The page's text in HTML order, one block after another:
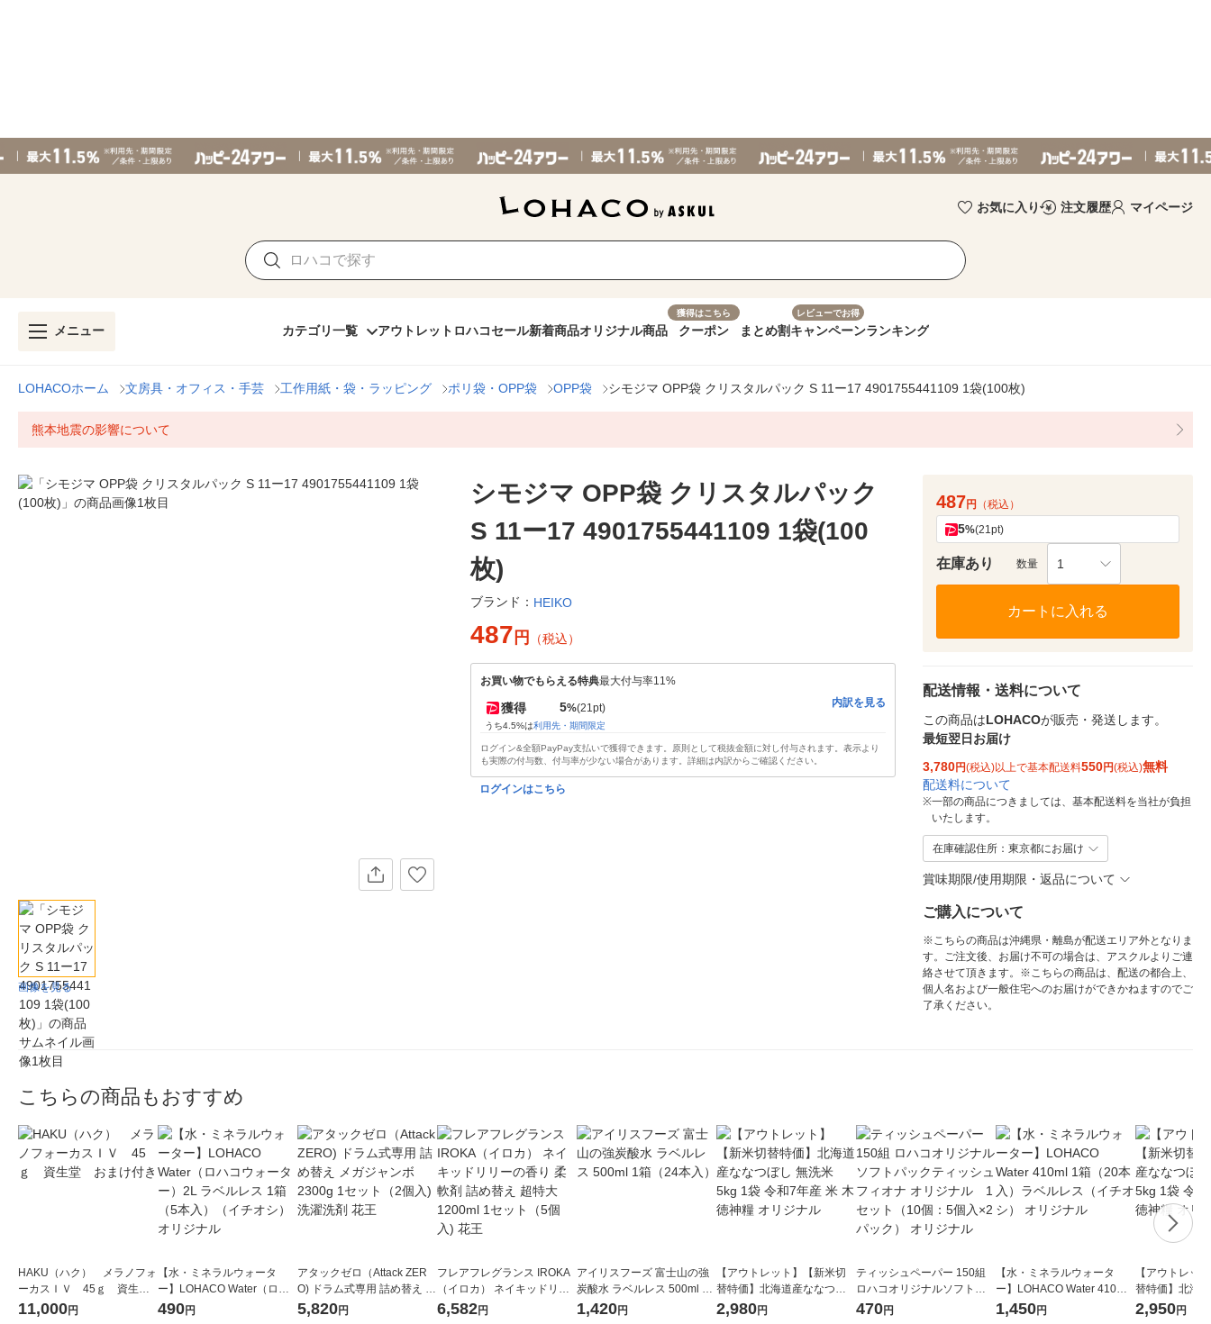
お気に入り 注文履歴 マイページ
メニュー カテゴリ一覧 アウトレット ロハコセール新着商品オリジナル商品
獲得はこちら
クーポン まとめ割
レビューでお得
キャンペーンランキング
LOHACOホーム 文房具・オフィス・手芸 工作用紙・袋・ラッピング ポリ袋・OPP袋 OPP袋 シモジマ OPP袋 クリスタルパック S 11ー17 4901755441109 1袋(100枚)
熊本地震の影響について
画像を見る
シモジマ OPP袋 クリスタルパック
S 11ー17 4901755441109 1袋(100
枚)
ブランド： HEIKO
487 円 （税込）
お買い物でもらえる特典最大付与率11%
獲得 5%(21pt)
うち4.5%は利用先・期間限定
内訳を見る
ログイン&全額PayPay支払いで獲得できます。原則として税抜金額に対し付与されます。表示より
も実際の付与数、付与率が少ない場合があります。詳細は内訳からご確認ください。
ログインはこちら
487円 （税込）
5%(21pt)
在庫あり 数量 1
カートに入れる
配送情報・送料について
この商品はLOHACOが販売・発送します。
最短翌日お届け
3,780円(税込)以上で基本配送料550円(税込)無料
配送料について
※一部の商品につきましては、基本配送料を当社が負担
いたします。
在庫確認住所：東京都にお届け
賞味期限/使用期限・返品について
ご購入について
※こちらの商品は沖縄県・離島が配送エリア外となりま
す。ご注文後、お届け不可の場合は、アスクルよりご連
絡させて頂きます。※こちらの商品は、配送の都合上、
個人名および一般住宅へのお届けができかねますのでご
了承ください。
こちらの商品もおすすめ
HAKU（ハク） メラノフォ
ーカスＩＶ 45ｇ 資生
堂 おまけ付き
11,000円
【水・ミネラルウォータ
ー】LOHACO Water（ロハ
コウォーター）2L ラベルレ
490円
アタックゼロ（Attack ZER
O) ドラム式専用 詰め替え メ
ガジャンボ 2300g 1セット
5,820円
フレアフレグランス IROKA
（イロカ） ネイキッドリリ
ーの香り 柔軟剤 詰め替え 超
6,582円
アイリスフーズ 富士山の強
炭酸水 ラベルレス 500ml 1
箱（24本入）
1,420円
【アウトレット】【新米切
替特価】北海道産ななつぼ
し 無洗米 5kg 1袋 令和7年産
2,980円
ティッシュペーパー 150組
ロハコオリジナルソフトパ
ックティッシュ フィオナ オ
470円
【水・ミネラルウォータ
ー】LOHACO Water 410ml
1箱（20本入）ラベルレス
1,450円
【アウトレッ
替特価】北海
し 精白米 5kg
2,950円